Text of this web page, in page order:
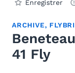
Enregistrer
ARCHIVE,
41 Fly